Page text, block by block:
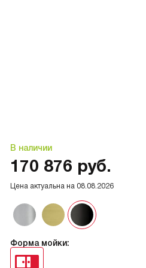
В наличии
Форма мойки:
Цена актуальна на 08.08.2026
170 876 руб.